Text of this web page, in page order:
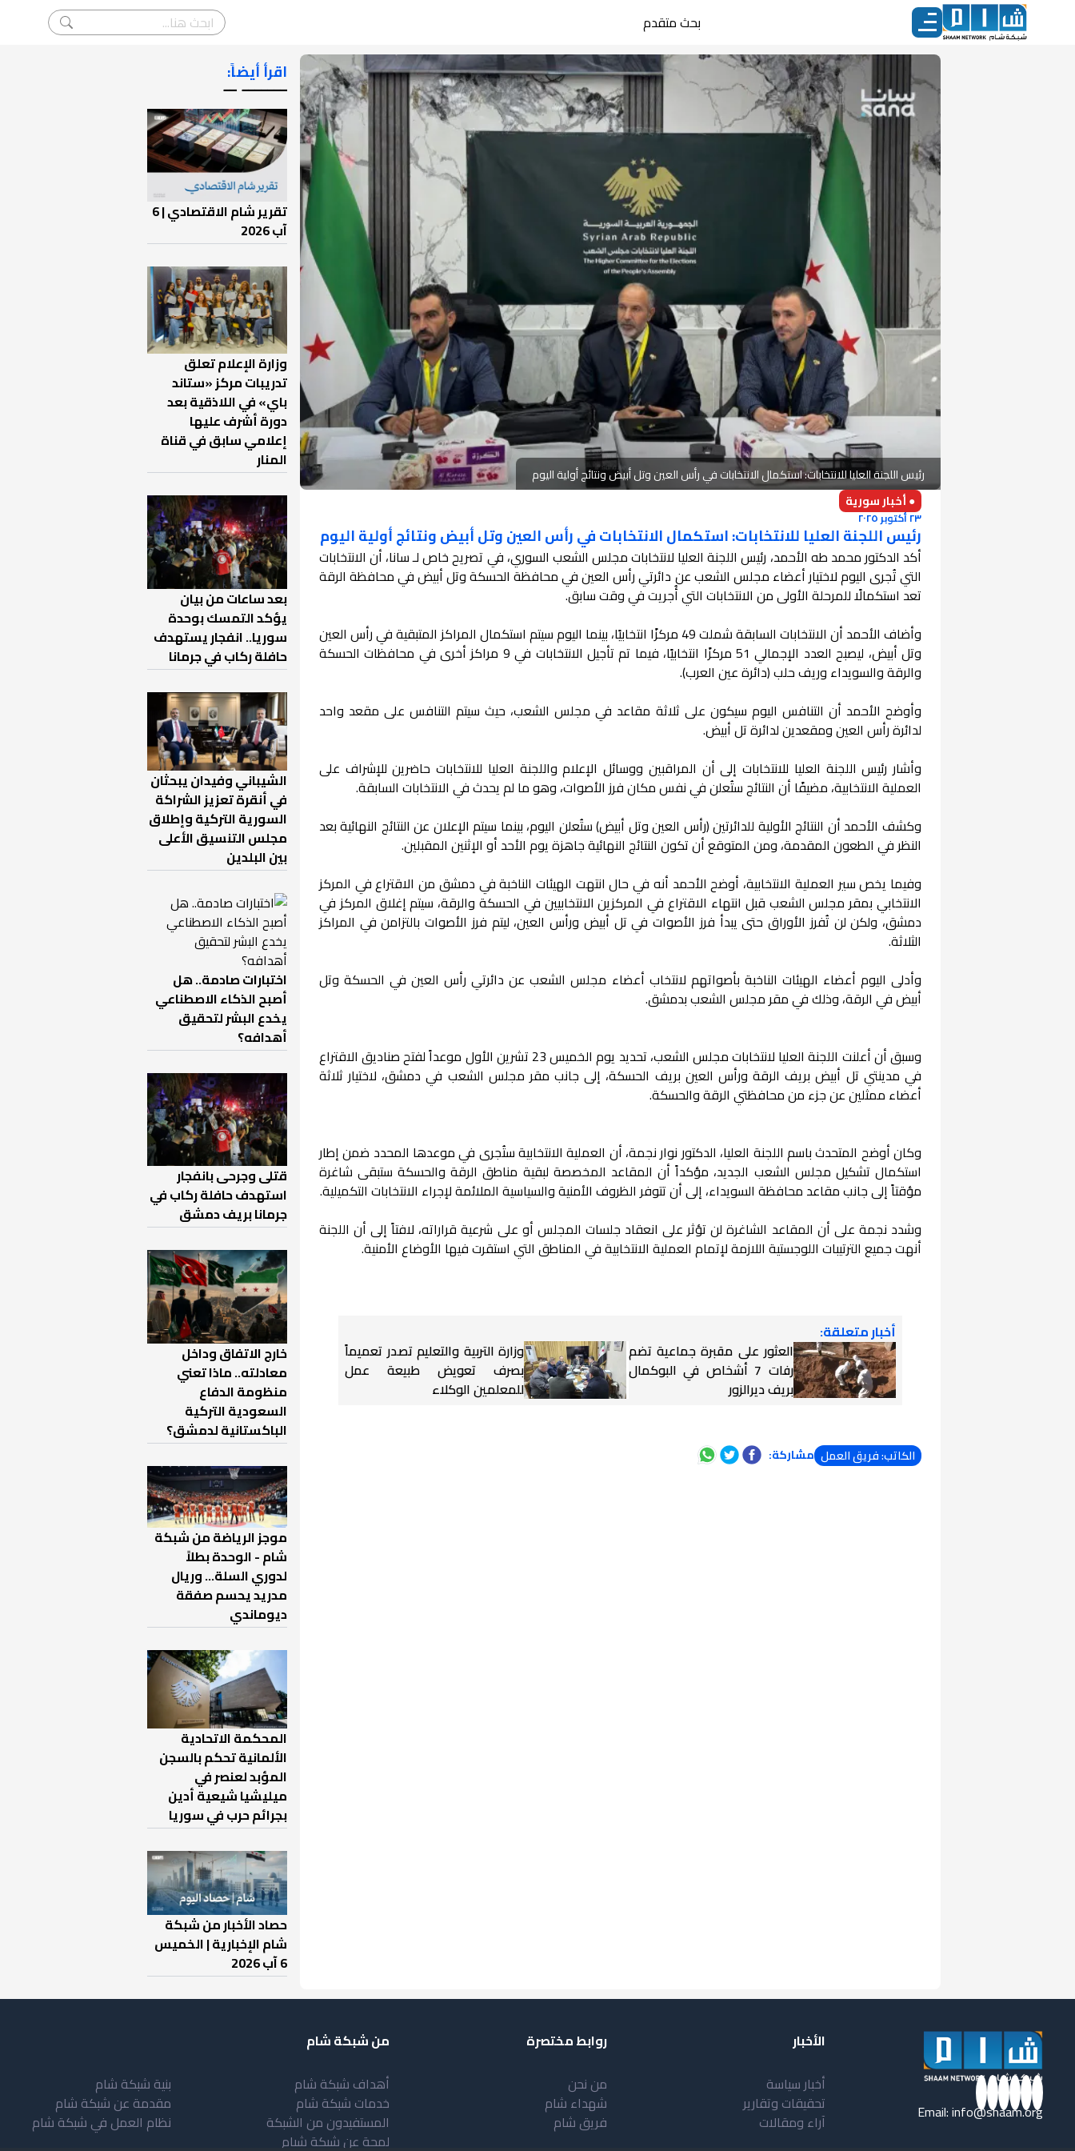
بحث متقدم
رئيس اللجنة العليا للانتخابات: استكمال الانتخابات في رأس العين وتل أبيض ونتائج أولية اليوم
● أخبار سورية
٢٣ أكتوبر ٢٠٢٥
رئيس اللجنة العليا للانتخابات: استكمال الانتخابات في رأس العين وتل أبيض ونتائج أولية اليوم
أكد الدكتور محمد طه الأحمد، رئيس اللجنة العليا لانتخابات مجلس الشعب السوري، في تصريح خاص لـ سانا، أن الانتخابات
التي تُجرى اليوم لاختيار أعضاء مجلس الشعب عن دائرتي رأس العين في محافظة الحسكة وتل أبيض في محافظة الرقة
تعد استكمالًا للمرحلة الأولى من الانتخابات التي أُجريت في وقت سابق.
وأضاف الأحمد أن الانتخابات السابقة شملت 49 مركزًا انتخابيًا، بينما اليوم سيتم استكمال المراكز المتبقية في رأس العين
وتل أبيض، ليصبح العدد الإجمالي 51 مركزًا انتخابيًا، فيما تم تأجيل الانتخابات في 9 مراكز أخرى في محافظات الحسكة
والرقة والسويداء وريف حلب (دائرة عين العرب).
وأوضح الأحمد أن التنافس اليوم سيكون على ثلاثة مقاعد في مجلس الشعب، حيث سيتم التنافس على مقعد واحد
لدائرة رأس العين ومقعدين لدائرة تل أبيض.
وأشار رئيس اللجنة العليا للانتخابات إلى أن المراقبين ووسائل الإعلام واللجنة العليا للانتخابات حاضرين للإشراف على
العملية الانتخابية، مضيفًا أن النتائج ستُعلن في نفس مكان فرز الأصوات، وهو ما لم يحدث في الانتخابات السابقة.
وكشف الأحمد أن النتائج الأولية للدائرتين (رأس العين وتل أبيض) ستُعلن اليوم، بينما سيتم الإعلان عن النتائج النهائية بعد
النظر في الطعون المقدمة، ومن المتوقع أن تكون النتائج النهائية جاهزة يوم الأحد أو الإثنين المقبلين.
وفيما يخص سير العملية الانتخابية، أوضح الأحمد أنه في حال انتهت الهيئات الناخبة في دمشق من الاقتراع في المركز
الانتخابي بمقر مجلس الشعب قبل انتهاء الاقتراع في المركزين الانتخابيين في الحسكة والرقة، سيتم إغلاق المركز في
دمشق، ولكن لن تُفرز الأوراق حتى يبدأ فرز الأصوات في تل أبيض ورأس العين، ليتم فرز الأصوات بالتزامن في المراكز
الثلاثة.
وأدلى اليوم أعضاء الهيئات الناخبة بأصواتهم لانتخاب أعضاء مجلس الشعب عن دائرتي رأس العين في الحسكة وتل
أبيض في الرقة، وذلك في مقر مجلس الشعب بدمشق.
وسبق أن أعلنت اللجنة العليا لانتخابات مجلس الشعب، تحديد يوم الخميس 23 تشرين الأول موعداً لفتح صناديق الاقتراع
في مدينتي تل أبيض بريف الرقة ورأس العين بريف الحسكة، إلى جانب مقر مجلس الشعب في دمشق، لاختيار ثلاثة
أعضاء ممثلين عن جزء من محافظتي الرقة والحسكة.
وكان أوضح المتحدث باسم اللجنة العليا، الدكتور نوار نجمة، أن العملية الانتخابية ستُجرى في موعدها المحدد ضمن إطار
استكمال تشكيل مجلس الشعب الجديد، مؤكداً أن المقاعد المخصصة لبقية مناطق الرقة والحسكة ستبقى شاغرة
مؤقتاً إلى جانب مقاعد محافظة السويداء، إلى أن تتوفر الظروف الأمنية والسياسية الملائمة لإجراء الانتخابات التكميلية.
وشدد نجمة على أن المقاعد الشاغرة لن تؤثر على انعقاد جلسات المجلس أو على شرعية قراراته، لافتاً إلى أن اللجنة
أنهت جميع الترتيبات اللوجستية اللازمة لإتمام العملية الانتخابية في المناطق التي استقرت فيها الأوضاع الأمنية.
أخبار متعلقة:
العثور على مقبرة جماعية تضم
رفات 7 أشخاص في البوكمال
بريف ديرالزور
وزارة التربية والتعليم تصدر تعميماً
بصرف تعويض طبيعة عمل
للمعلمين الوكلاء
الكاتب: فريق العمل مشاركة:
اقرأ أيضاً:
ـــــــ ــ
تقرير شام الاقتصادي | 6
آب 2026
وزارة الإعلام تعلق
تدريبات مركز «ستاند
باي» في اللاذقية بعد
دورة أشرف عليها
إعلامي سابق في قناة
المنار
بعد ساعات من بيان
يؤكد التمسك بوحدة
سوريا.. انفجار يستهدف
حافلة ركاب في جرمانا
الشيباني وفيدان يبحثان
في أنقرة تعزيز الشراكة
السورية التركية وإطلاق
مجلس التنسيق الأعلى
بين البلدين
اختبارات صادمة.. هل
أصبح الذكاء الاصطناعي
يخدع البشر لتحقيق
أهدافه؟
قتلى وجرحى بانفجار
استهدف حافلة ركاب في
جرمانا بريف دمشق
خارج الاتفاق وداخل
معادلته.. ماذا تعني
منظومة الدفاع
السعودية التركية
الباكستانية لدمشق؟
موجز الرياضة من شبكة
شام - الوحدة بطلاً
لدوري السلة... وريال
مدريد يحسم صفقة
ديوماندي
المحكمة الاتحادية
الألمانية تحكم بالسجن
المؤبد لعنصر في
ميليشيا شيعية أدين
بجرائم حرب في سوريا
حصاد الأخبار من شبكة
شام الإخبارية | الخميس
6 آب 2026
Email:info@shaam.org
الأخبار
أخبار سياسة
تحقيقات وتقارير
آراء ومقالات
روابط مختصرة
من نحن
شهداء شام
فريق شام
من شبكة شام
أهداف شبكة شام
خدمات شبكة شام
المستفيدون من الشبكة
لمحة عن شبكة شبام
بنية شبكة شام
مقدمة عن شبكة شام
نظام العمل في شبكة شام